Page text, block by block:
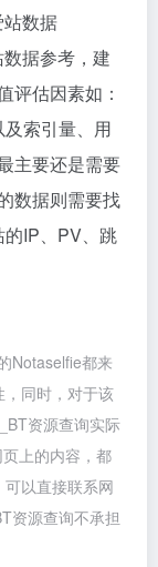
站数据
据参考，建
评估因素如：
索引量、用
主要还是需要
数据则需要找
IP、PV、跳
Notaselfie都来
同时，对于该
资源查询实际
上的内容，都
以直接联系网
资源查询不承担